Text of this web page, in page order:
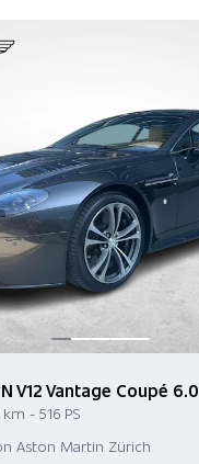
V12 Vantage Coupé 6.0
- 516 PS
Aston Martin Zürich